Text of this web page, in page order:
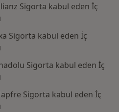
Sigorta kabul eden İç
Sigorta kabul eden İç
Sigorta kabul eden İç
Sigorta kabul eden İç